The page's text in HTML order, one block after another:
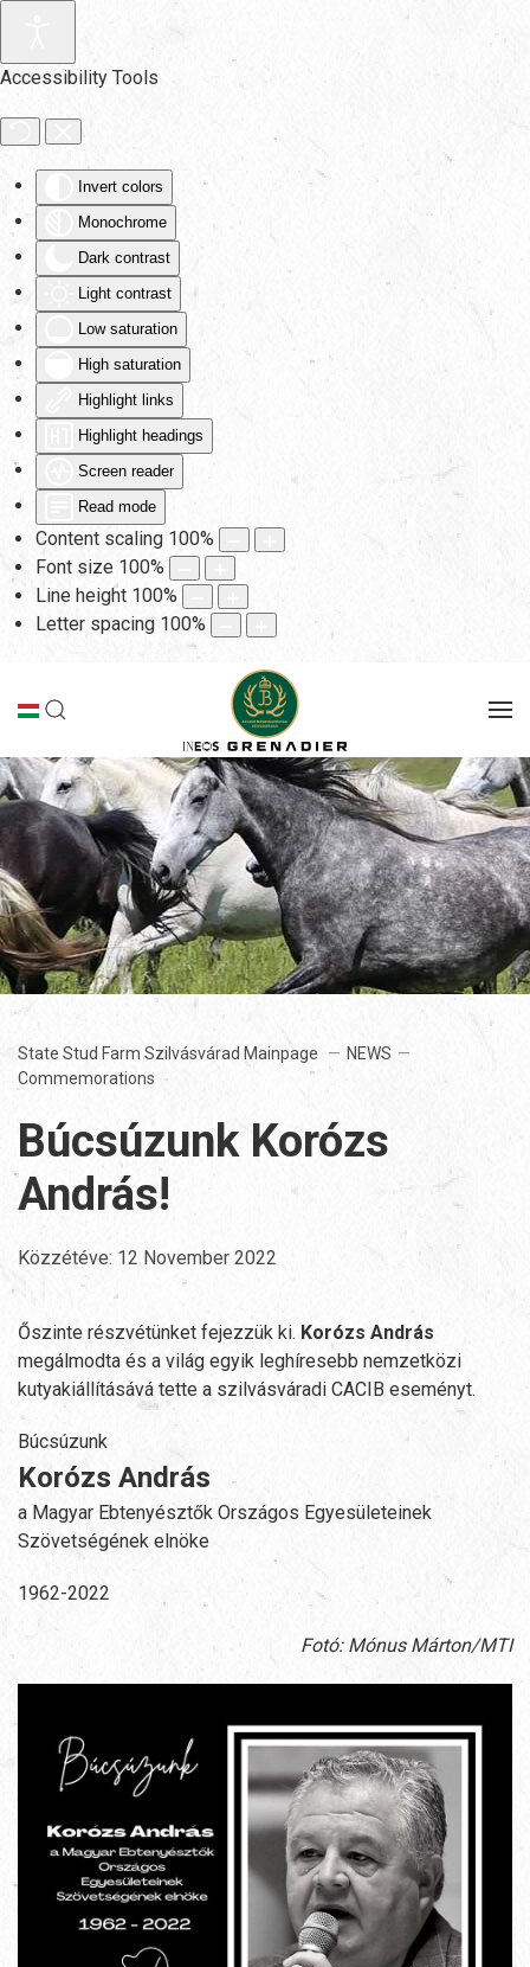
Accessibility Tools
Invert colors
Monochrome
Dark contrast
Light contrast
Low saturation
High saturation
Highlight links
Highlight headings
Screen reader
Read mode
Content scaling 100%
Font size 100%
Line height 100%
Letter spacing 100%
Skip to main content
State Stud Farm Szilvásvárad Mainpage
NEWS
Commemorations
Búcsúzunk Korózs
András!
Közzétéve: 12 November 2022
Őszinte részvétünket fejezzük ki. Korózs András
megálmodta és a világ egyik leghíresebb nemzetközi
kutyakiállításává tette a szilvásváradi CACIB eseményt.
Búcsúzunk
Korózs András
a Magyar Ebtenyésztők Országos Egyesületeinek
Szövetségének elnöke
1962-2022
Fotó: Mónus Márton/MTI